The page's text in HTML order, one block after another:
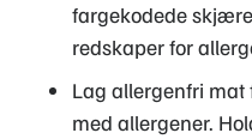
fargekodede
redskaper for
Lag allergenfri
med allergener.